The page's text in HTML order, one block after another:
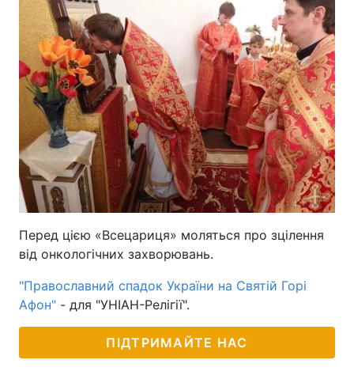
Перед цією «Всецариця» моляться про зцілення
від онкологічних захворювань.
"Православний спадок України на Святій Горі
Афон" - для "УНІАН-Релігії".
ПІДТРИМАЙТЕ НАС